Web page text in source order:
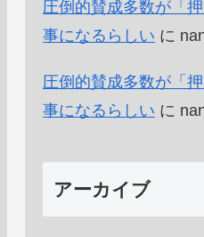
圧倒的賛成多数が「
事になるらしい に
圧倒的賛成多数が「
事になるらしい に
アーカイブ